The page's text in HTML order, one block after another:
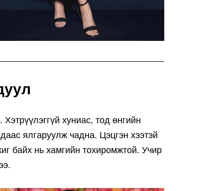
хуниас, тод өнгийн
ялгаруулж чадна. Цэцгэн хээтэй
байх нь хамгийн тохиромжтой. Учир